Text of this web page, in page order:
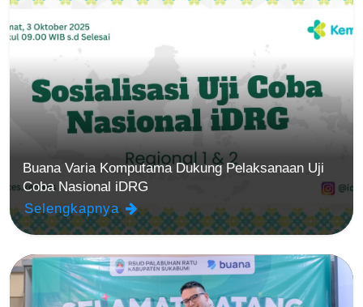
Buana Varia Komputama Dukung Pelaksanaan Uji
Coba Nasional iDRG
Selengkapnya